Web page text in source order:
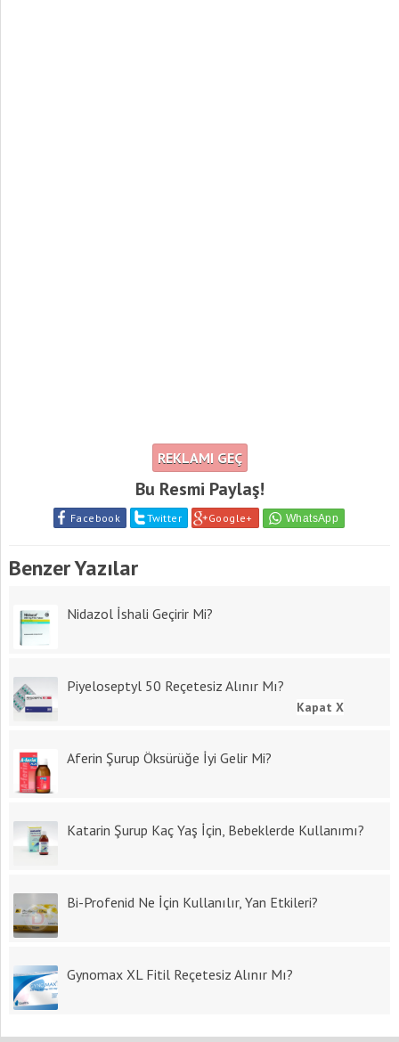
REKLAMI GEÇ
Bu Resmi Paylaş!
Facebook Twitter Google+
Benzer Yazılar
Nidazol İshali Geçirir Mi?
Piyeloseptyl 50 Reçetesiz Alınır Mı?
Aferin Şurup Öksürüğe İyi Gelir Mi?
Katarin Şurup Kaç Yaş İçin, Bebeklerde Kullanımı?
Bi-Profenid Ne İçin Kullanılır, Yan Etkileri?
Gynomax XL Fitil Reçetesiz Alınır Mı?
Kapat X